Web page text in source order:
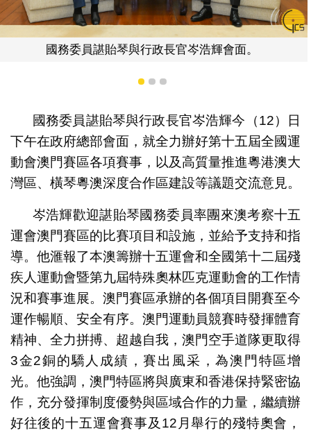
浩輝會面。 國務委員諶貽琴與行政長
1 2 3
國務委員諶貽琴與行政長官岑浩輝今（12）日
下午在政府總部會面，就全力辦好第十五屆全國運
動會澳門賽區各項賽事，以及高質量推進粵港澳大
灣區、橫琴粵澳深度合作區建設等議題交流意見。
岑浩輝歡迎諶貽琴國務委員率團來澳考察十五
運會澳門賽區的比賽項目和設施，並給予支持和指
導。他滙報了本澳籌辦十五運會和全國第十二屆殘
疾人運動會暨第九屆特殊奧林匹克運動會的工作情
況和賽事進展。澳門賽區承辦的各個項目開賽至今
運作暢順、安全有序。澳門運動員競賽時發揮體育
精神、全力拼搏、超越自我，澳門空手道隊更取得
3金2銅的驕人成績，賽出風采，為澳門特區增
光。他強調，澳門特區將與廣東和香港保持緊密協
作，充分發揮制度優勢與區域合作的力量，繼續辦
好往後的十五運會賽事及12月舉行的殘特奧會，